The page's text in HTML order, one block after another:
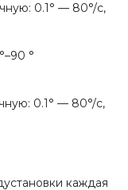
0.1° — 80°/с,
°
0.1° — 80°/с,
каждая